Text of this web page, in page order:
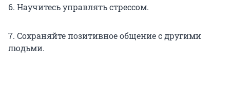
6. Научитесь управлять стрессом.
7. Сохраняйте позитивное общение с другими
людьми.